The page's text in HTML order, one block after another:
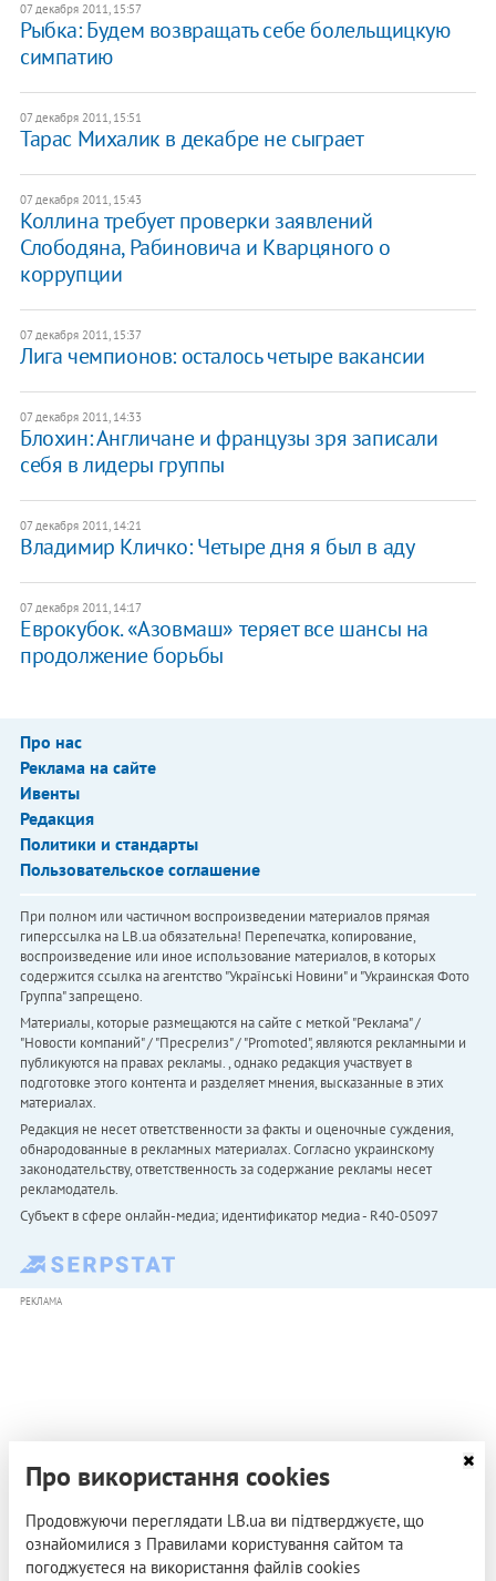
07 декабря 2011, 15:57
Рыбка: Будем возвращать себе болельщицкую
симпатию
07 декабря 2011, 15:51
Тарас Михалик в декабре не сыграет
07 декабря 2011, 15:43
Коллина требует проверки заявлений
Слободяна, Рабиновича и Кварцяного о
коррупции
07 декабря 2011, 15:37
Лига чемпионов: осталось четыре вакансии
07 декабря 2011, 14:33
Блохин: Англичане и французы зря записали
себя в лидеры группы
07 декабря 2011, 14:21
Владимир Кличко: Четыре дня я был в аду
07 декабря 2011, 14:17
Еврокубок. «Азовмаш» теряет все шансы на
продолжение борьбы
Про нас
Реклама на сайте
Ивенты
Редакция
Политики и стандарты
Пользовательское соглашение
При полном или частичном воспроизведении материалов прямая
гиперссылка на LB.ua обязательна! Перепечатка, копирование,
воспроизведение или иное использование материалов, в которых
содержится ссылка на агентство "Українськi Новини" и "Украинская Фото
Группа" запрещено.
Материалы, которые размещаются на сайте с меткой "Реклама" /
"Новости компаний" / "Пресрелиз" / "Promoted", являются рекламными и
публикуются на правах рекламы. , однако редакция участвует в
подготовке этого контента и разделяет мнения, высказанные в этих
материалах.
Редакция не несет ответственности за факты и оценочные суждения,
обнародованные в рекламных материалах. Согласно украинскому
законодательству, ответственность за содержание рекламы несет
рекламодатель.
Субъект в сфере онлайн-медиа; идентификатор медиа - R40-05097
РЕКЛАМА
Про використання cookies
Продовжуючи переглядати LB.ua ви підтверджуєте, що
ознайомилися з Правилами користування сайтом та
погоджуєтеся на використання файлів cookies